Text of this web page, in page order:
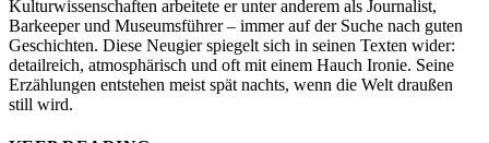
Kulturwissenschaften arbeitete er unter anderem als Journalist,
Barkeeper und Museumsführer – immer auf der Suche nach guten
Geschichten. Diese Neugier spiegelt sich in seinen Texten wider:
detailreich, atmosphärisch und oft mit einem Hauch Ironie. Seine
Erzählungen entstehen meist spät nachts, wenn die Welt draußen
still wird.